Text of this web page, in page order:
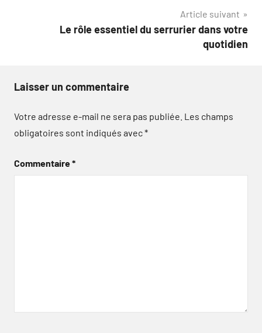
Article suivant
Le rôle essentiel du serrurier dans votre
quotidien
Laisser un commentaire
Votre adresse e-mail ne sera pas publiée. Les champs
obligatoires sont indiqués avec*
Commentaire*